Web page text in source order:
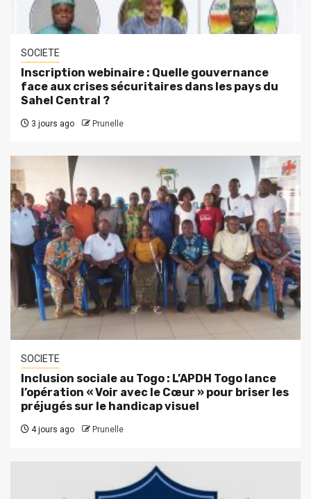
SOCIETE
Inscription webinaire : Quelle gouvernance
face aux crises sécuritaires dans les pays du
Sahel Central ?
3 jours ago Prunelle
SOCIETE
Inclusion sociale au Togo : L’APDH Togo lance
l’opération « Voir avec le Cœur » pour briser les
préjugés sur le handicap visuel
4 jours ago Prunelle